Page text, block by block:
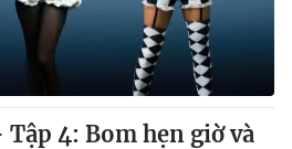
4: Bom hẹn giờ và